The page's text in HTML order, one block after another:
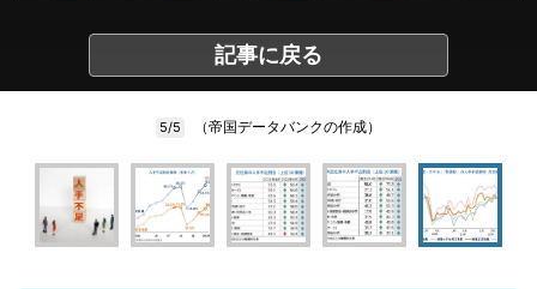
記事に戻る
5/5 （帝国データバンクの作成）